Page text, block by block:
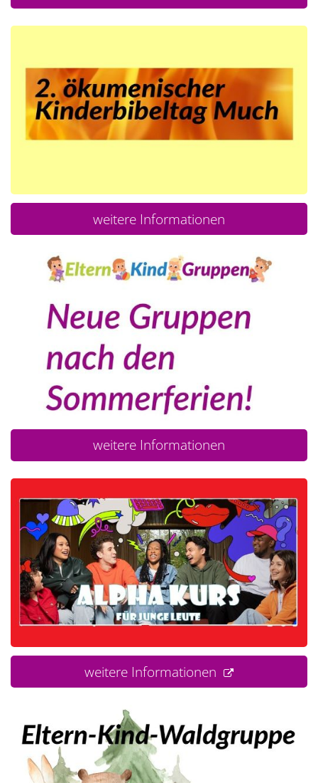
weitere Informationen
weitere Informationen
weitere Informationen